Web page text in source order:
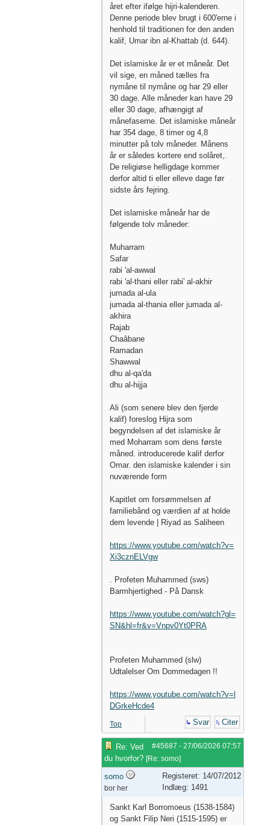
året efter ifølge hijri-kalenderen.
Denne periode blev brugt i 600'erne i
henhold til traditionen for den anden
kalif, Umar ibn al-Khattab (d. 644).
Det islamiske år er et måneår. Det
vil sige, en måned tælles fra
nymåne til nymåne og har 29 eller
30 dage. Alle måneder kan have 29
eller 30 dage, afhængigt af
månefaserne. Det islamiske måneår
har 354 dage, 8 timer og 4,8
minutter på tolv måneder. Månens
år er således kortere end solåret,.
De religiøse helligdage kommer
derfor altid ti eller elleve dage før
sidste års fejring.
Det islamiske måneår har de
følgende tolv måneder:
Muharram
Safar
rabi 'al-awwal
rabi 'al-thani eller rabi' al-akhir
jumada al-ula
jumada al-thania eller jumada al-
akhira
Rajab
Chaâbane
Ramadan
Shawwal
dhu al-qa'da
dhu al-hijja
Ali (som senere blev den fjerde
kalif) foreslog Hijra som
begyndelsen af det islamiske år
med Moharram som dens første
måned. introducerede kalif derfor
Omar. den islamiske kalender i sin
nuværende form
Kapitlet om forsømmelsen af
familiebånd og værdien af at holde
dem levende | Riyad as Saliheen
https://www.youtube.com/watch?v=
Xi3cznELVgw
. Profeten Muhammed (sws)
Barmhjertighed - På Dansk
https://www.youtube.com/watch?gl=
SN&hl=fr&v=Vnpv0Yt0PRA
Profeten Muhammed (slw)
Udtalelser Om Dommedagen !!
https://www.youtube.com/watch?v=l
DGrkeHcde4
Top Svar Citer
#45687 - 27/06/2026 07:57
Re: Ved
du hvorfor? [Re: somo]
somo
bor her
Registeret: 14/07/2012
Indlæg: 1491
Sankt Karl Borromoeus (1538-1584)
og Sankt Filip Neri (1515-1595) er